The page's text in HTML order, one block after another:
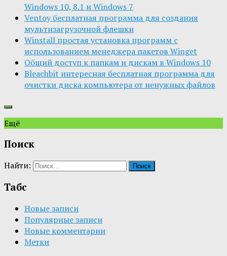
Windows 10, 8.1 и Windows 7
Ventoy бесплатная программа для создания
мультизагрузочной флешки
Winstall простая установка программ с
использованием менеджера пакетов Winget
Общий доступ к папкам и дискам в Windows 10
Bleachbit интересная бесплатная программа для
очистки диска компьютера от ненужных файлов
Ещё
Поиск
Найти:
Табс
Новые записи
Популярные записи
Новые комментарии
Метки